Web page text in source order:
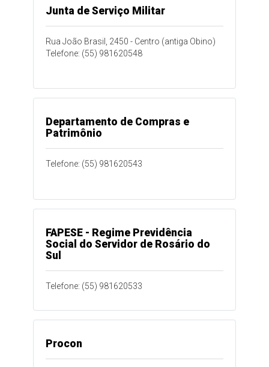
Junta de Serviço Militar
Rua João Brasil, 2450 - Centro (antiga Obino)
Telefone: (55) 981620548
Departamento de Compras e
Patrimônio
Telefone: (55) 981620543
FAPESE - Regime Previdência
Social do Servidor de Rosário do
Sul
Telefone: (55) 981620533
Procon